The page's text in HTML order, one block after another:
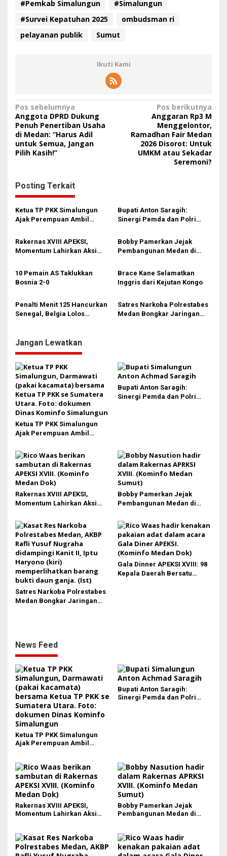
#Pemkab Simalungun
#Simalungun
#Survei Kepatuhan 2025
ombudsman ri
pelayanan publik
Sumut
Ikuti Kami
N
a
v
i
a
s
i
p
o
s
Pos sebelumnya
Anggota DPRD Dukung
Penuh Penertiban Usaha
di Medan: “Harus Adil
untuk Semua, Jangan
Pilih Kasih!”
Pos berikutnya
Anggaran Rp3 M
Menggelontor,
Ramadhan Fair Medan
2026 Disorot: Untuk
UMKM atau Sekadar
Seremoni?
Posting Terkait
Ketua TP PKK Simalungun
Ajak Perempuan Ambil
Pembangunan
Bupati Anton Saragih:
Sinergi Pemda dan Polri
Simalungun
Rakernas XVIII APEKSI,
Momentum Lahirkan Aksi
Bobby Pamerkan Jejak
Pembangunan Medan di
Revitalisasi Stadion Teladan
hingga BRT Listrik
10 Pemain AS Taklukkan
Bosnia 2-0
Brace Kane Selamatkan
Inggris dari Kejutan Kongo
Penalti Menit 125 Hancurkan
Senegal, Belgia Lolos
Satres Narkoba Polrestabes
Medan Bongkar Jaringan
Jangan Lewatkan
Ketua TP PKK Simalungun
Ajak Perempuan Ambil
Pembangunan
Bupati Anton Saragih:
Sinergi Pemda dan Polri
Rakernas XVIII APEKSI,
Momentum Lahirkan Aksi
Bobby Pamerkan Jejak
Pembangunan Medan di
Revitalisasi Stadion Teladan
hingga BRT Listrik
Satres Narkoba Polrestabes
Medan Bongkar Jaringan
Gala Dinner APEKSI XVIII: 98
Kepala Daerah Bersatu
News Feed
Ketua TP PKK Simalungun
Ajak Perempuan Ambil
Bupati Anton Saragih:
Sinergi Pemda dan Polri
Rakernas XVIII APEKSI,
Momentum Lahirkan Aksi
Bobby Pamerkan Jejak
Pembangunan Medan di
hingga BRT Listrik